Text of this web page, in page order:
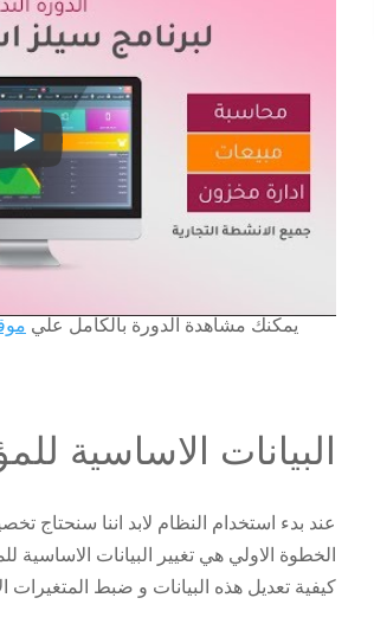
يمكنك مشاهدة الدورة بالكامل علي
البيانات الاساسية
عند بدء استخدام النظام لابد اننا سنحتاج
الخطوة الاولي هي تغيير البيانات
كيفية تعديل هذه البيانات و ضبط المتغيرات